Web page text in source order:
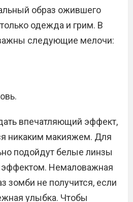
образ ожившего
одежда и грим. В
следующие мелочи:
впечатляющий эффект,
никаким макияжем. Для
подойдут белые линзы
Немаловажная
зомби не получится, если
улыбка. Чтобы